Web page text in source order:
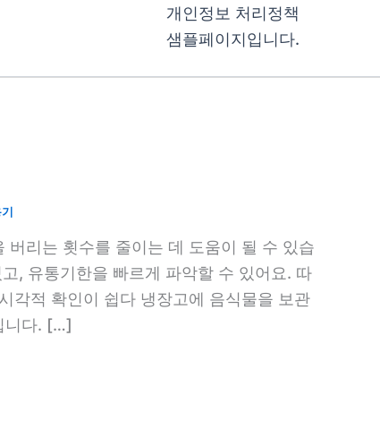
개인정보 처리정책
샘플페이지입니다.
리는 횟수를 줄이는 데 도움이 될 수 있습
, 유통기한을 빠르게 파악할 수 있어요. 따
각적 확인이 쉽다 냉장고에 음식물을 보관
니다. […]